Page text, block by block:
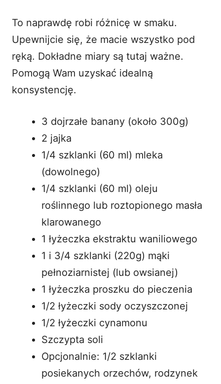
To naprawdę robi różnicę w smaku.
Upewnijcie się, że macie wszystko pod
ręką. Dokładne miary są tutaj ważne.
Pomogą Wam uzyskać idealną
konsystencję.
3 dojrzałe banany (około 300g)
2 jajka
1/4 szklanki (60 ml) mleka
(dowolnego)
1/4 szklanki (60 ml) oleju
roślinnego lub roztopionego masła
klarowanego
1 łyżeczka ekstraktu waniliowego
1 i 3/4 szklanki (220g) mąki
pełnoziarnistej (lub owsianej)
1 łyżeczka proszku do pieczenia
1/2 łyżeczki sody oczyszczonej
1/2 łyżeczki cynamonu
Szczypta soli
Opcjonalnie: 1/2 szklanki
posiekanych orzechów, rodzynek